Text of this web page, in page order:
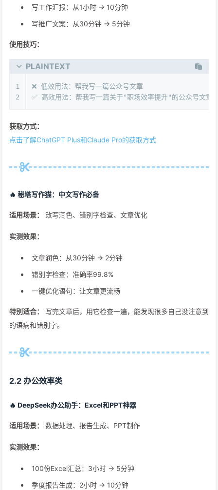
写工作汇报：从1小时 → 10分钟
写推广文案：从30分钟 → 5分钟
使用技巧：
PLAINTEXT
1
2
❌ 低效用法：帮我写一篇公众号文章
✅ 高效用法：帮我写一篇关于"职场效率提升"的公众号文章
获取方式：
点击了解ChatGPT Plus和Claude Pro的获取方式
🔥 秘塔写作猫：中文写作必备
适用场景： 改写润色、错别字检查、文章优化
实测效果：
文章润色：从30分钟 → 2分钟
错别字检查：准确率99.8%
一键优化语句：让文章更流畅
特别适合：
写完文章后，用它检查一遍，能发现很多自己没注意到
的语病和错别字。
2.2 办公效率类
🔥 DeepSeek办公助手：Excel和PPT神器
适用场景： 数据处理、报告生成、PPT制作
实测效果：
100份Excel汇总：3小时 → 5分钟
季度报告生成：2小时 → 10分钟